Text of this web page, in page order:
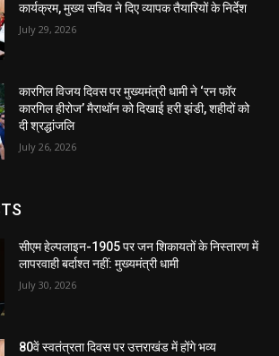
कार्यक्रम, मुख्य सचिव ने दिए व्यापक तैयारियों के निर्देश
July 29, 2026
कारगिल विजय दिवस पर मुख्यमंत्री धामी ने ‘रन फॉर
कारगिल हीरोज’ मैराथॉन को दिखाई हरी झंडी, शहीदों को
दी श्रद्धांजलि
July 26, 2026
सीएम हेल्पलाइन-1905 पर जन शिकायतों के निस्तारण में
लापरवाही बर्दाश्त नहीं: मुख्यमंत्री धामी
July 30, 2026
80वें स्वतंत्रता दिवस पर उत्तराखंड में होंगे भव्य